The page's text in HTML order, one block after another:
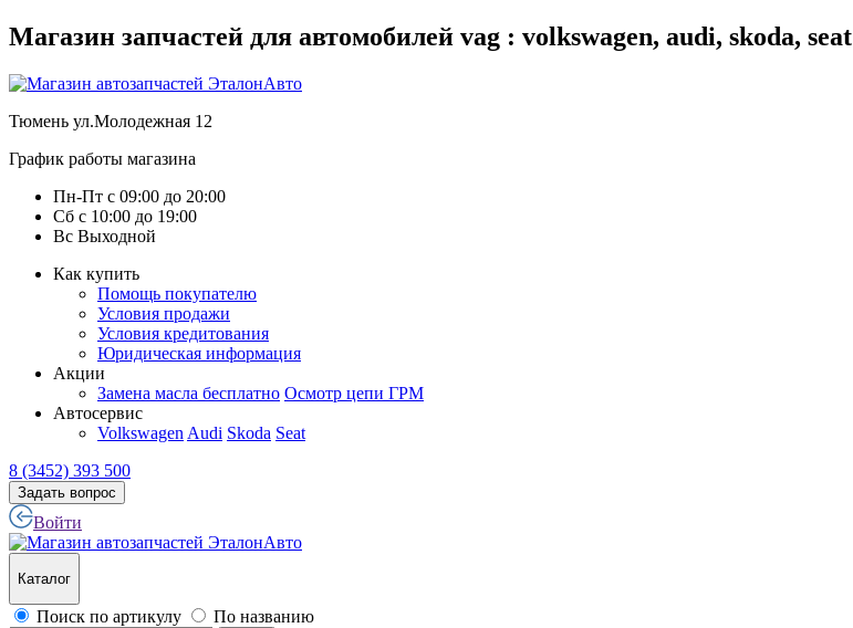
Магазин запчастей для автомобилей vag : volkswagen, audi, skoda, seat
Тюмень ул.Молодежная 12
График работы магазина
Пн-Пт с 09:00 до 20:00
Сб с 10:00 до 19:00
Вс Выходной
Как купить
Помощь покупателю
Условия продажи
Условия кредитования
Юридическая информация
Акции
Замена масла бесплатно Осмотр цепи ГРМ
Автосервис
Volkswagen Audi Skoda Seat
8 (3452) 393 500
Задать вопрос
Войти
Каталог
Поиск по артикулу По названию